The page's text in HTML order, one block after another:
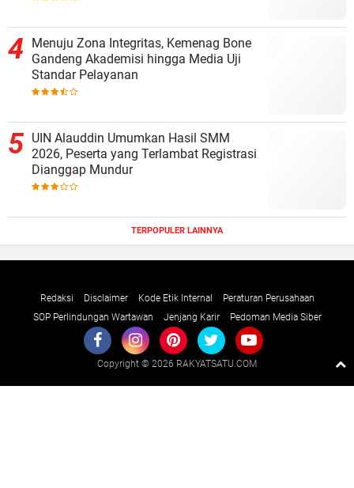
Menuju Zona Integritas, Kemenag Bone
Gandeng Akademisi hingga Media Uji
Standar Pelayanan
UIN Alauddin Umumkan Hasil SMM
2026, Peserta yang Terlambat Registrasi
Dianggap Mundur
TERPOPULER LAINNYA
Redaksi Disclaimer Kode Etik Internal
Peraturan Perusahaan
SOP Perlindungan Wartawan
Jenjang Karir Pedoman Media Siber
Copyright © 2026 RAKYATSATU.COM
Raushan